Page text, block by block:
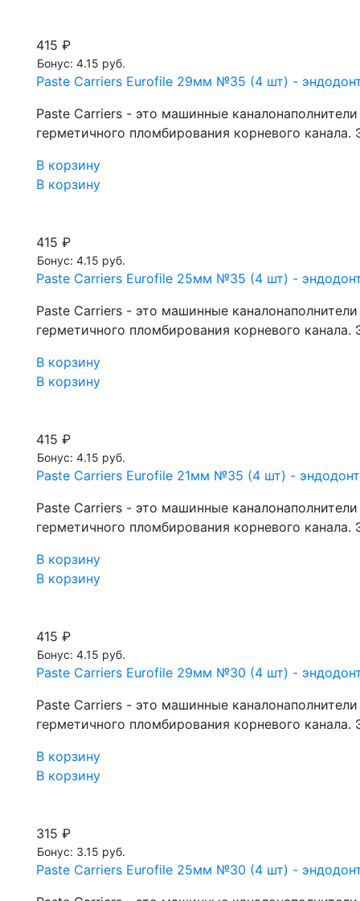
415 ₽
Бонус: 4.15 руб.
Paste Carriers Eurofile 29мм №35 (4 шт) -
Paste Carriers - это машинные
герметичного пломбирования корневого
В корзину
В корзину
415 ₽
Бонус: 4.15 руб.
Paste Carriers Eurofile 25мм №35 (4 шт) -
Paste Carriers - это машинные
герметичного пломбирования корневого
В корзину
В корзину
415 ₽
Бонус: 4.15 руб.
Paste Carriers Eurofile 21мм №35 (4 шт) -
Paste Carriers - это машинные
герметичного пломбирования корневого
В корзину
В корзину
415 ₽
Бонус: 4.15 руб.
Paste Carriers Eurofile 29мм №30 (4 шт) -
Paste Carriers - это машинные
герметичного пломбирования корневого
В корзину
В корзину
315 ₽
Бонус: 3.15 руб.
Paste Carriers Eurofile 25мм №30 (4 шт) -